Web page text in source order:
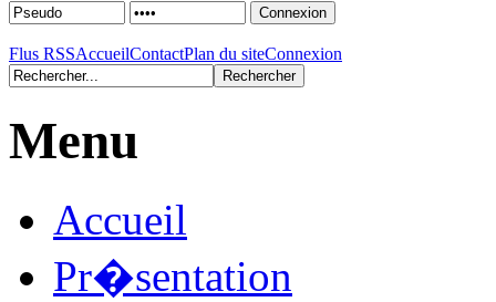
Flus RSSAccueilContactPlan du siteConnexion
Menu
Accueil
Pr�sentation